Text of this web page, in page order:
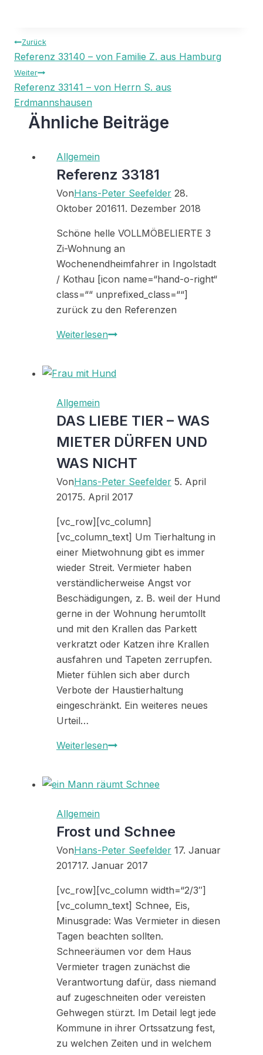
Beitragsnavigation
Zurück
Referenz 33140 – von Familie Z. aus Hamburg
Weiter
Referenz 33141 – von Herrn S. aus
Erdmannshausen
Ähnliche Beiträge
Allgemein
Referenz 33181
VonHans-Peter Seefelder 28.
Oktober 201611. Dezember 2018
Schöne helle VOLLMÖBELIERTE 3
Zi-Wohnung an
Wochenendheimfahrer in Ingolstadt
/ Kothau [icon name=“hand-o-right“
class=““ unprefixed_class=““]
zurück zu den Referenzen
WeiterlesenReferenz
Allgemein
DAS LIEBE TIER – WAS
MIETER DÜRFEN UND
WAS NICHT
VonHans-Peter Seefelder 5. April
20175. April 2017
[vc_row][vc_column]
[vc_column_text] Um Tierhaltung in
einer Mietwohnung gibt es immer
wieder Streit. Vermieter haben
verständlicherweise Angst vor
Beschädigungen, z. B. weil der Hund
gerne in der Wohnung herumtollt
und mit den Krallen das Parkett
verkratzt oder Katzen ihre Krallen
ausfahren und Tapeten zerrupfen.
Mieter fühlen sich aber durch
Verbote der Haustierhaltung
eingeschränkt. Ein weiteres neues
Urteil…
WeiterlesenDAS
–
DÜRFEN
UND
WAS
Allgemein
Frost und Schnee
VonHans-Peter Seefelder 17. Januar
201717. Januar 2017
[vc_row][vc_column width=“2/3″]
[vc_column_text] Schnee, Eis,
Minusgrade: Was Vermieter in diesen
Tagen beachten sollten.
Schneeräumen vor dem Haus
Vermieter tragen zunächst die
Verantwortung dafür, dass niemand
auf zugeschneiten oder vereisten
Gehwegen stürzt. Im Detail legt jede
Kommune in ihrer Ortssatzung fest,
zu welchen Zeiten und in welchem